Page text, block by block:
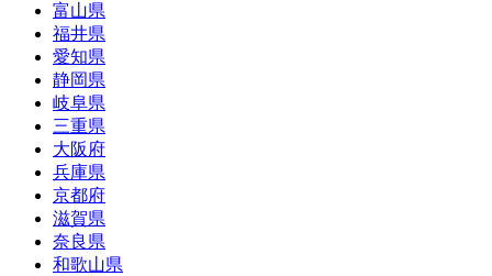
富山県
福井県
愛知県
静岡県
岐阜県
三重県
大阪府
兵庫県
京都府
滋賀県
奈良県
和歌山県